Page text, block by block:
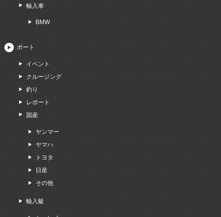
輸入車
BMW
ボート
イベント
クルージング
釣り
レポート
国産
ヤンマー
ヤマハ
トヨタ
日産
その他
輸入艇